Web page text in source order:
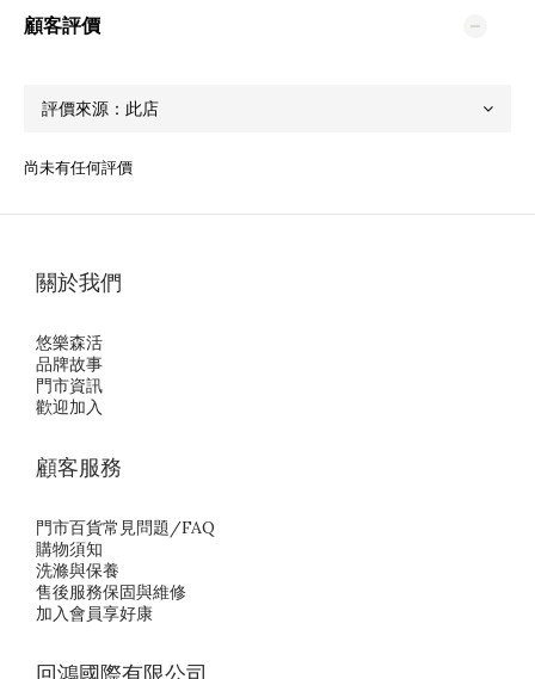
顧客評價
尚未有任何評價
關於我們
悠樂森活
品牌故事
門市資訊
歡迎加入
顧客服務
門市百貨常見問題/FAQ
購物須知
洗滌與保養
售後服務保固與維修
加入會員享好康